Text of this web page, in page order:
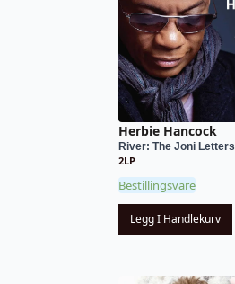
Herbie Hancock
River: The Joni Letters
2LP
Bestillingsvare
Legg I Handlekurv